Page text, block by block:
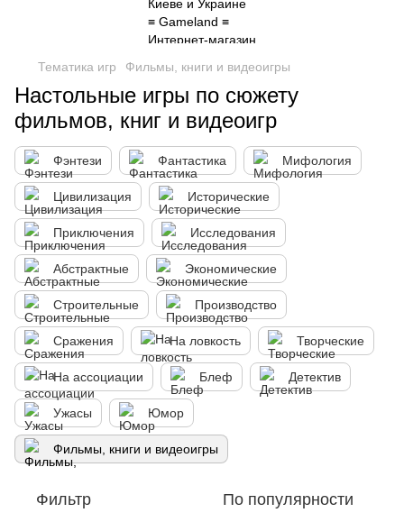
Тематика игр Фильмы, книги и видеоигры
Настольные игры по сюжету
фильмов, книг и видеоигр
Фэнтези Фантастика Мифология
Цивилизация Исторические
Приключения Исследования
Абстрактные Экономические
Строительные Производство
Сражения На ловкость Творческие
На ассоциации Блеф Детектив
Ужасы Юмор
Фильмы, книги и видеоигры
Фильтр По популярности